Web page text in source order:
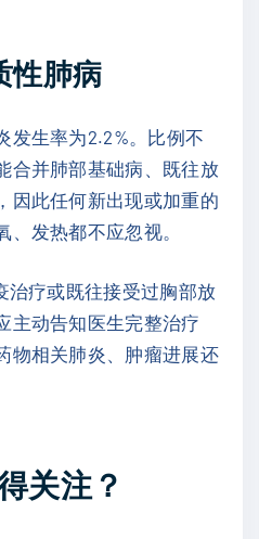
性肺病
发生率为2.2%。比例不
合并肺部基础病、既往放
因此任何新出现或加重的
发热都不应忽视。
治疗或既往接受过胸部放
主动告知医生完整治疗
物相关肺炎、肿瘤进展还
关注？